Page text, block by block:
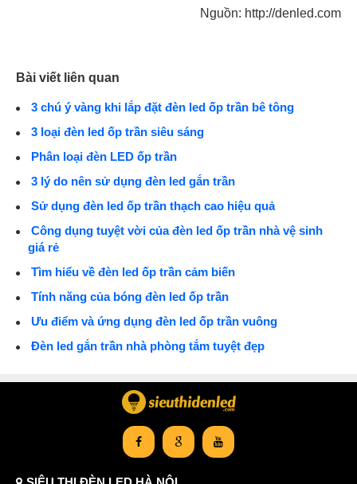
Nguồn: http://denled.com
Bài viết liên quan
3 chú ý vàng khi lắp đặt đèn led ốp trần bê tông
3 loại đèn led ốp trần siêu sáng
Phân loại đèn LED ốp trần
3 lý do nên sử dụng đèn led gắn trần
Sử dụng đèn led ốp trần thạch cao hiệu quả
Công dụng tuyệt vời của đèn led ốp trần nhà vệ sinh
giá rẻ
Tìm hiểu về đèn led ốp trần cảm biến
Tính năng của bóng đèn led ốp trần
Ưu điểm và ứng dụng đèn led ốp trần vuông
Đèn led gắn trần nhà phòng tắm tuyệt đẹp